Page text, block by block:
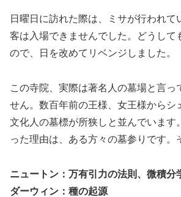
日曜日に訪れた際は、ミサが行われて
客は入場できませんでした。どうして
ので、日を改めてリベンジしました。
この寺院、実際は著名人の墓場と言っ
せん。数百年前の王様、女王様からシ
文化人の墓標が所狭しと並んでいます
った理由は、ある方々の墓参りです。
ニュートン：万有引力の法則、微積分
ダーウィン：種の起源